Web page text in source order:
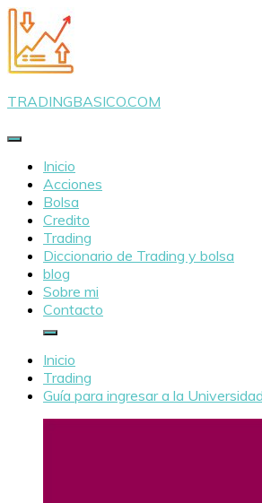
Saltar
al
contenido
TRADINGBASICO.COM
Inicio
Acciones
Bolsa
Credito
Trading
Diccionario de Trading y bolsa
blog
Sobre mi
Contacto
Inicio
Trading
Guía para ingresar a la